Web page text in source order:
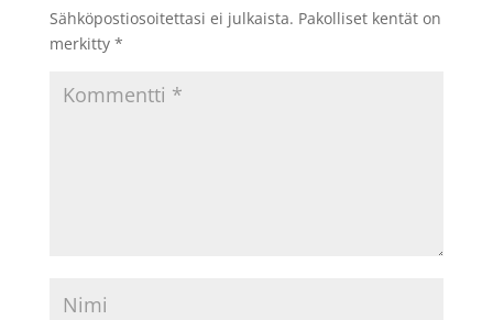
Sähköpostiosoitettasi ei julkaista. Pakolliset kentät on
merkitty *